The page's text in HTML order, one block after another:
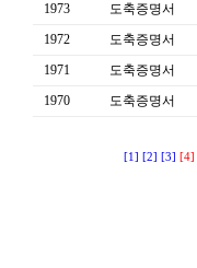
1973
도축증명서
1972
도축증명서
1971
도축증명서
1970
도축증명서
[1] [2] [3] [4]